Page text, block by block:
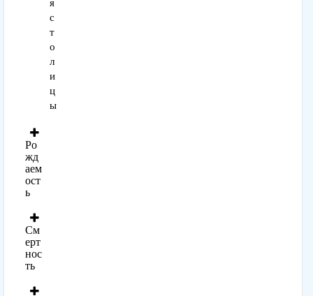
я
с
т
о
л
и
ц
ы
Ро
жд
аем
ост
ь
См
ерт
нос
ть